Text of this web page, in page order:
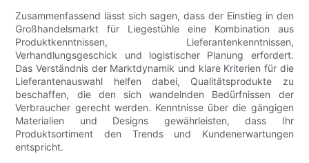
Zusammenfassend lässt sich sagen, dass der Einstieg in den
Großhandelsmarkt für Liegestühle eine Kombination aus
Produktkenntnissen, Lieferantenkenntnissen,
Verhandlungsgeschick und logistischer Planung erfordert.
Das Verständnis der Marktdynamik und klare Kriterien für die
Lieferantenauswahl helfen dabei, Qualitätsprodukte zu
beschaffen, die den sich wandelnden Bedürfnissen der
Verbraucher gerecht werden. Kenntnisse über die gängigen
Materialien und Designs gewährleisten, dass Ihr
Produktsortiment den Trends und Kundenerwartungen
entspricht.